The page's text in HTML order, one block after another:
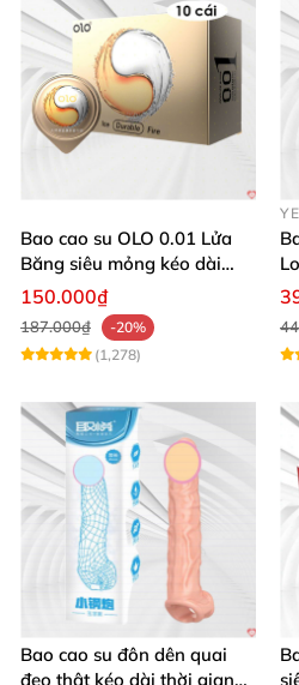
Bao cao su OLO 0.01 Lửa
Băng siêu mỏng kéo dài
thời gian gân gai
150.000₫
187.000₫
-20%
(1,278)
Bao cao su đôn dên quai
đeo thật kéo dài thời gian